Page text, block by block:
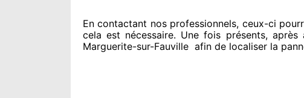
En contactant nos professionnels, ceux-ci
cela est nécessaire. Une fois présents, après
Marguerite-sur-Fauville afin de localiser la